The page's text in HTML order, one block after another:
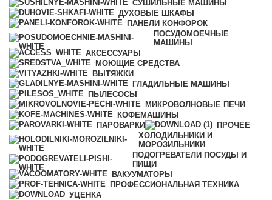
СУШИЛЬНЫЕ МАШИНЫ
ДУХОВЫЕ ШКАФЫ
ПАНЕЛИ КОНФОРОК
ПОСУДОМОЕЧНЫЕ
МАШИНЫ
АКСЕССУАРЫ
МОЮЩИЕ СРЕДСТВА
ВЫТЯЖКИ
ГЛАДИЛЬНЫЕ МАШИНЫ
ПЫЛЕСОСЫ
МИКРОВОЛНОВЫЕ ПЕЧИ
КОФЕМАШИНЫ
ПАРОВАРКИ
ПРОЧЕЕ
ХОЛОДИЛЬНИКИ И
МОРОЗИЛЬНИКИ
ПОДОГРЕВАТЕЛИ ПОСУДЫ И
ПИЩИ
ВАКУУМАТОРЫ
ПРОФЕССИОНАЛЬНАЯ ТЕХНИКА
УЦЕНКА